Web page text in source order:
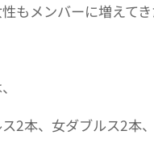
もメンバーに増えて
2本、女ダブルス2本